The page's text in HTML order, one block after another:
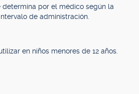
determina por el médico según la
de administración.
en niños menores de 12 años.